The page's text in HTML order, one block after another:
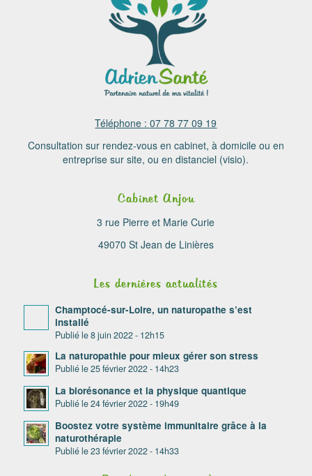
Téléphone :07 78 77 09 19
Consultation sur rendez-vous en cabinet, à domicile ou en
entreprise sur site, ou en distanciel (visio).
Cabinet Anjou
3 rue Pierre et Marie Curie
49070 St Jean de Linières
Les dernières actualités
Champtocé-sur-Loire, un naturopathe s’est
installé
8 juin 2022 - 12h15
La naturopathie pour mieux gérer son stress
25 février 2022 - 14h23
La biorésonance et la physique quantique
24 février 2022 - 19h49
Boostez votre système immunitaire grâce à la
naturothérapie
23 février 2022 - 14h33